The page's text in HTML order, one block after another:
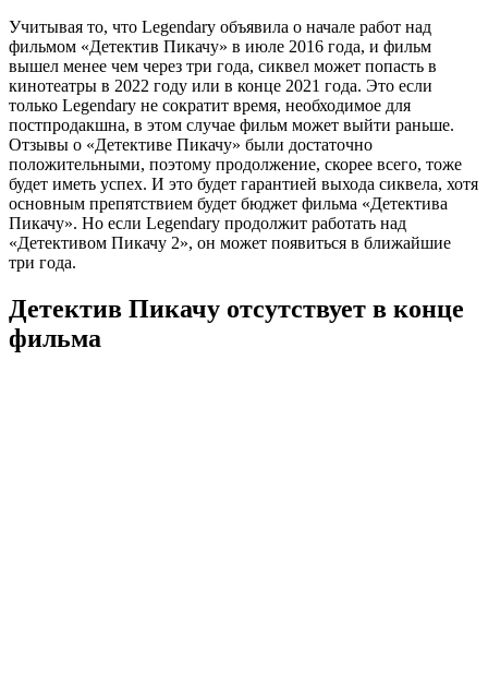
Учитывая то, что Legendary объявила о начале работ над
фильмом «Детектив Пикачу» в июле 2016 года, и фильм
вышел менее чем через три года, сиквел может попасть в
кинотеатры в 2022 году или в конце 2021 года. Это если
только Legendary не сократит время, необходимое для
постпродакшна, в этом случае фильм может выйти раньше.
Отзывы о «Детективе Пикачу» были достаточно
положительными, поэтому продолжение, скорее всего, тоже
будет иметь успех. И это будет гарантией выхода сиквела, хотя
основным препятствием будет бюджет фильма «Детектива
Пикачу». Но если Legendary продолжит работать над
«Детективом Пикачу 2», он может появиться в ближайшие
три года.
Детектив Пикачу отсутствует в конце
фильма